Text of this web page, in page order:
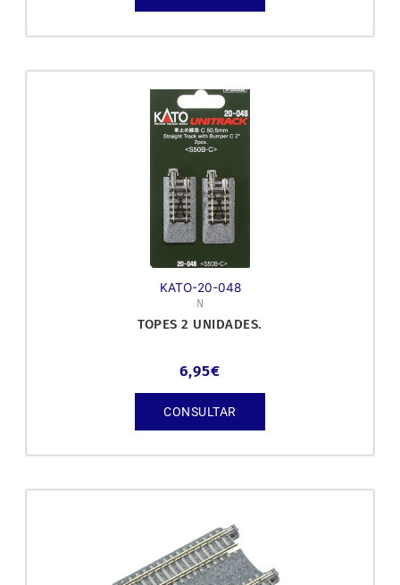
KATO-20-048
N
TOPES 2 UNIDADES.
6,95€
CONSULTAR